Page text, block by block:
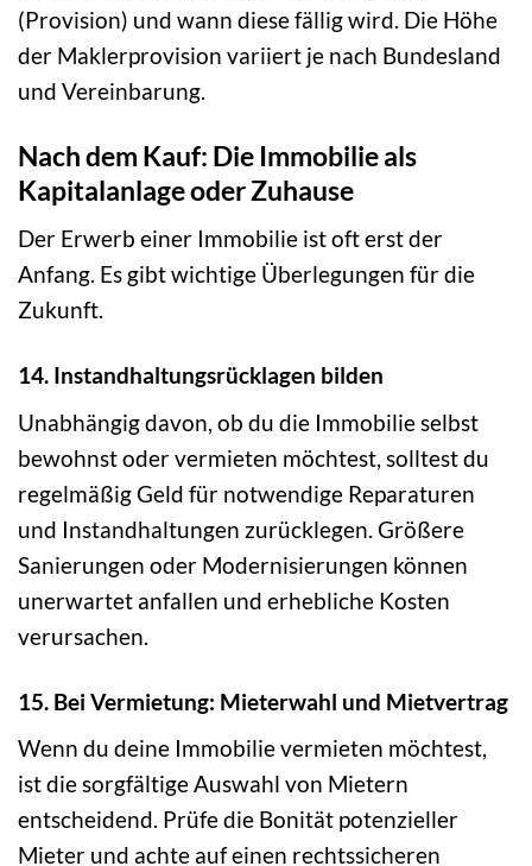
(Provision) und wann diese fällig wird. Die Höhe
der Maklerprovision variiert je nach Bundesland
und Vereinbarung.
Nach dem Kauf: Die Immobilie als
Kapitalanlage oder Zuhause
Der Erwerb einer Immobilie ist oft erst der
Anfang. Es gibt wichtige Überlegungen für die
Zukunft.
14. Instandhaltungsrücklagen bilden
Unabhängig davon, ob du die Immobilie selbst
bewohnst oder vermieten möchtest, solltest du
regelmäßig Geld für notwendige Reparaturen
und Instandhaltungen zurücklegen. Größere
Sanierungen oder Modernisierungen können
unerwartet anfallen und erhebliche Kosten
verursachen.
15. Bei Vermietung: Mieterwahl und Mietvertrag
Wenn du deine Immobilie vermieten möchtest,
ist die sorgfältige Auswahl von Mietern
entscheidend. Prüfe die Bonität potenzieller
Mieter und achte auf einen rechtssicheren